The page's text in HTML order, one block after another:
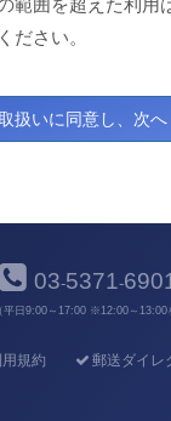
ださい。
03-5371-
平日9:00～17:00 ※12:00～13:00
規約 郵送ダイレ